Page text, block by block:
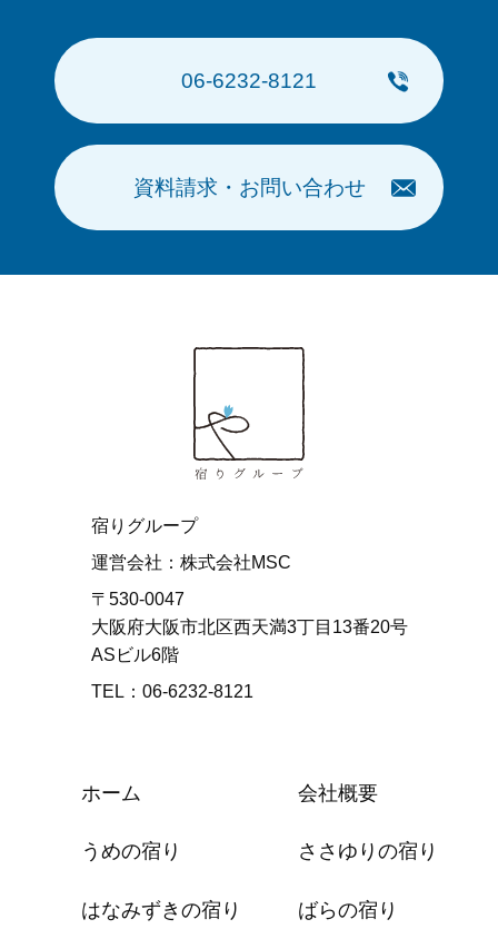
06-6232-8121
資料請求・お問い合わせ
宿りグループ
運営会社：株式会社MSC
〒530-0047
大阪府大阪市北区西天満3丁目13番20号
ASビル6階
TEL：06-6232-8121
ホーム 会社概要
うめの宿り ささゆりの宿り
はなみずきの宿り ばらの宿り